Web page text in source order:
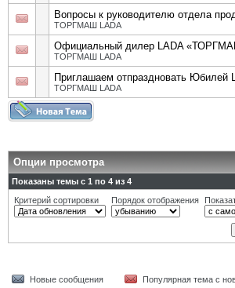
Вопросы к руководителю отдела
ТОРГМАШ LADA
Официальный дилер LADA
ТОРГМАШ LADA
Приглашаем отпраздновать
ТОРГМАШ LADA
Опции просмотра
Показаны темы с 1 по 4 из 4
Критерий сортировки
Порядок отображения
Новые сообщения
Популярная тема с